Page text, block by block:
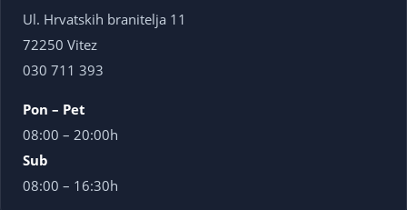
Ul. Hrvatskih branitelja 11
72250 Vitez
030 711 393
Pon – Pet
08:00 – 20:00h
Sub
08:00 – 16:30h